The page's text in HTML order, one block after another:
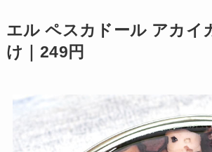
エル ペスカドール アカイ
け｜249円